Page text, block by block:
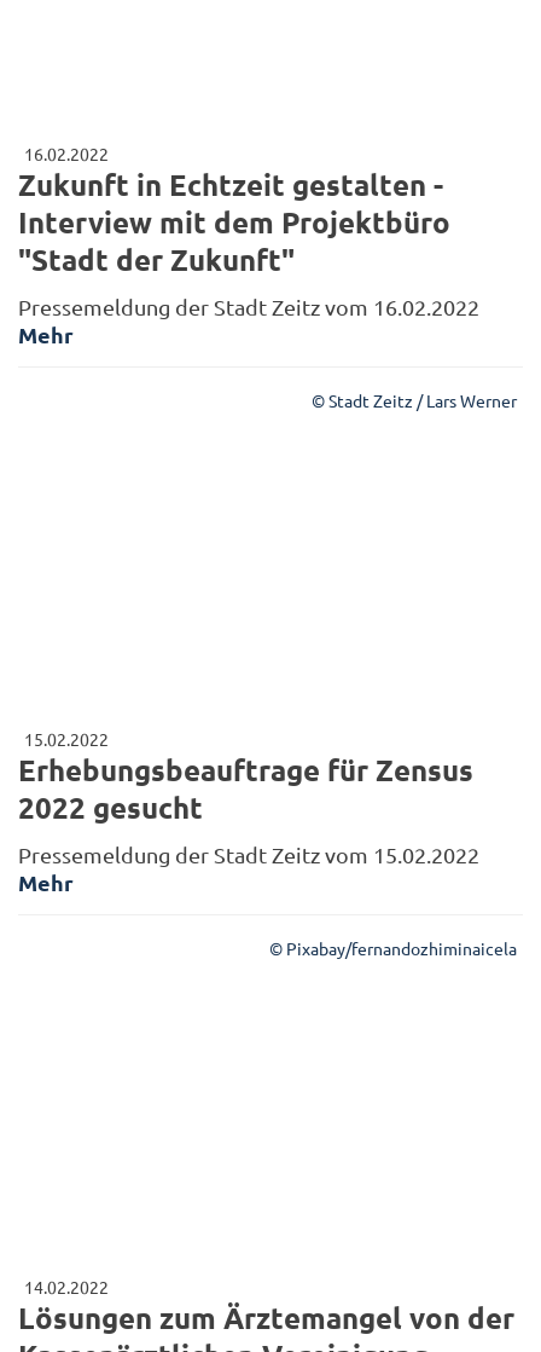
16.02.2022
Zukunft in Echtzeit gestalten -
Interview mit dem Projektbüro
"Stadt der Zukunft"
Pressemeldung der Stadt Zeitz vom 16.02.2022
Mehr
© Stadt Zeitz / Lars Werner
15.02.2022
Erhebungsbeauftrage für Zensus
2022 gesucht
Pressemeldung der Stadt Zeitz vom 15.02.2022
Mehr
© Pixabay/fernandozhiminaicela
14.02.2022
Lösungen zum Ärztemangel von der